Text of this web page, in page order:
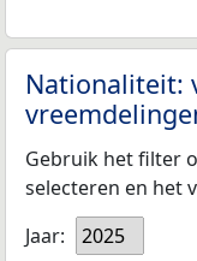
Nationaliteit:
Gebruik het filter
selecteren en het
Jaar:
2025